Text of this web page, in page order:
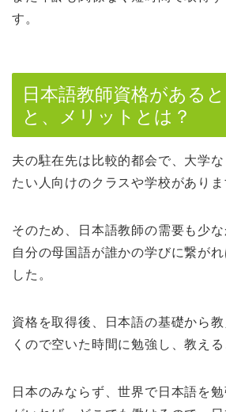
す。
日本語教師資格がある
と、メリットとは？
夫の駐在先は比較的都会で、大学
たい人向けのクラスや学校がありま
そのため、日本語教師の需要も少な
自分の母国語が誰かの学びに繋が
した。
資格を取得後、日本語の基礎から
くので空いた時間に勉強し、教える
日本のみならず、世界で日本語を